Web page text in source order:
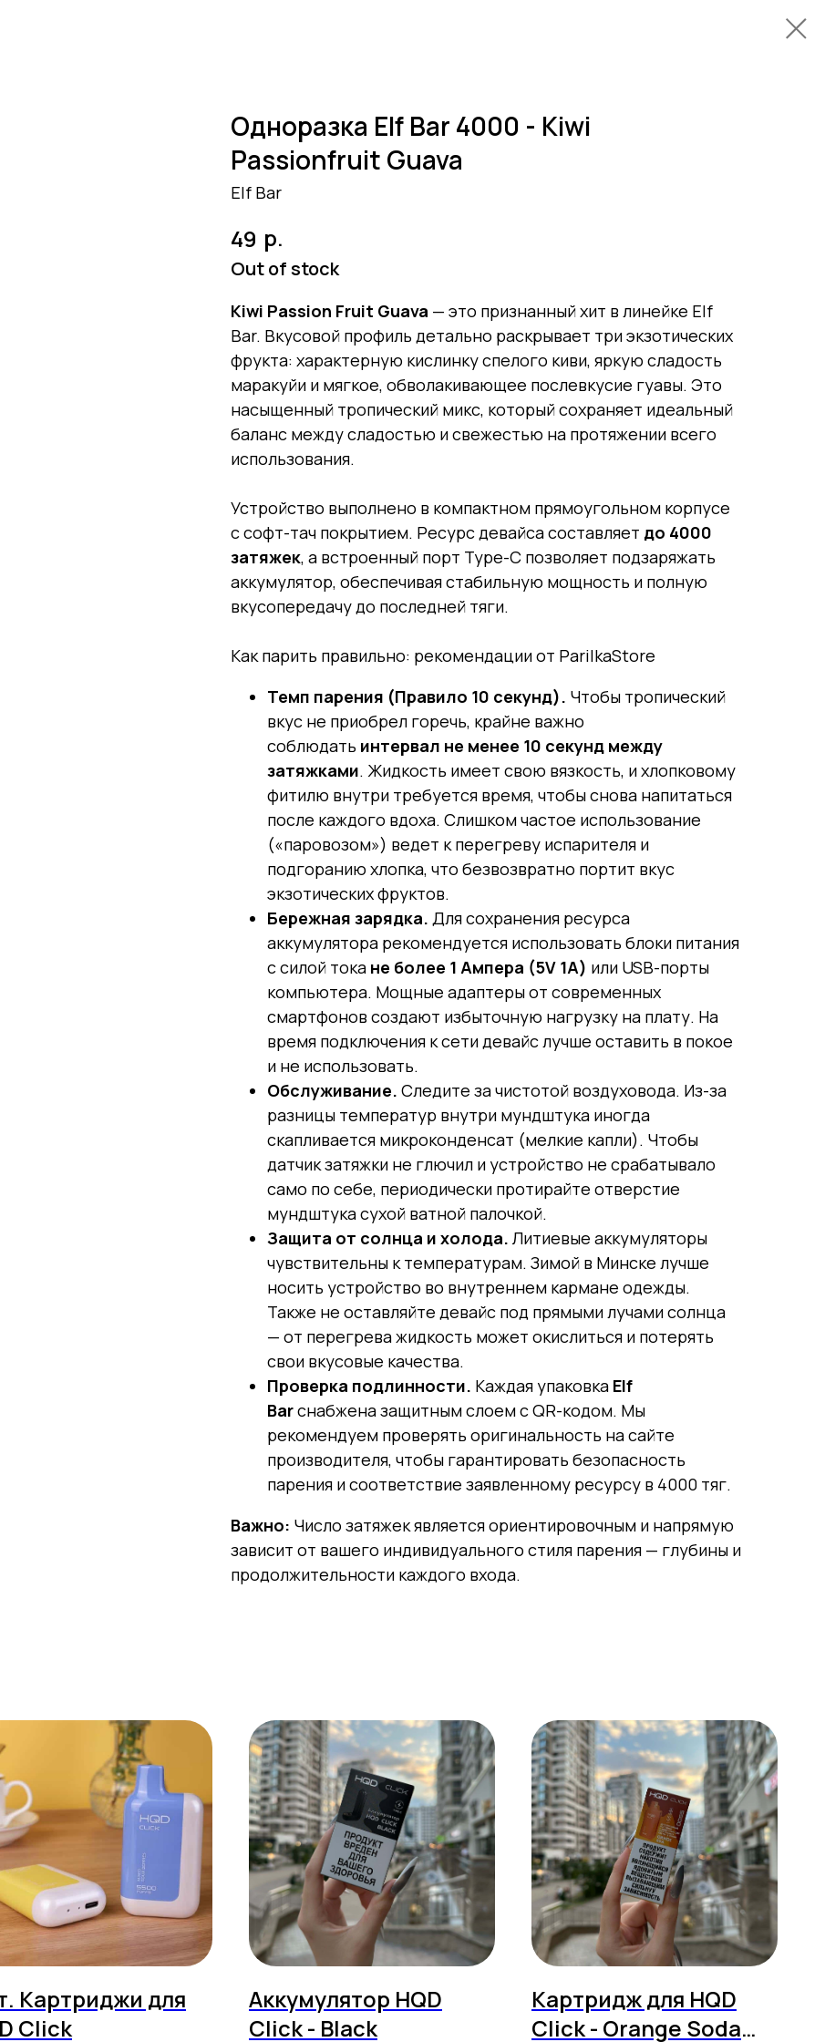
Одноразка Elf Bar 4000 - Kiwi
Passionfruit Guava
Elf Bar
49 р.
Out of stock
Kiwi Passion Fruit Guava — это признанный хит в линейке Elf
Bar. Вкусовой профиль детально раскрывает три экзотических
фрукта: характерную кислинку спелого киви, яркую сладость
маракуйи и мягкое, обволакивающее послевкусие гуавы. Это
насыщенный тропический микс, который сохраняет идеальный
баланс между сладостью и свежестью на протяжении всего
использования.
Устройство выполнено в компактном прямоугольном корпусе
с софт-тач покрытием. Ресурс девайса составляет до 4000
затяжек, а встроенный порт Type-C позволяет подзаряжать
аккумулятор, обеспечивая стабильную мощность и полную
вкусопередачу до последней тяги.
Как парить правильно: рекомендации от ParilkaStore
Темп парения (Правило 10 секунд). Чтобы тропический
вкус не приобрел горечь, крайне важно
соблюдать интервал не менее 10 секунд между
затяжками. Жидкость имеет свою вязкость, и хлопковому
фитилю внутри требуется время, чтобы снова напитаться
после каждого вдоха. Слишком частое использование
(«паровозом») ведет к перегреву испарителя и
подгоранию хлопка, что безвозвратно портит вкус
экзотических фруктов.
Бережная зарядка. Для сохранения ресурса
аккумулятора рекомендуется использовать блоки питания
с силой тока не более 1 Ампера (5V 1A) или USB-порты
компьютера. Мощные адаптеры от современных
смартфонов создают избыточную нагрузку на плату. На
время подключения к сети девайс лучше оставить в покое
и не использовать.
Обслуживание. Следите за чистотой воздуховода. Из-за
разницы температур внутри мундштука иногда
скапливается микроконденсат (мелкие капли). Чтобы
датчик затяжки не глючил и устройство не срабатывало
само по себе, периодически протирайте отверстие
мундштука сухой ватной палочкой.
Защита от солнца и холода. Литиевые аккумуляторы
чувствительны к температурам. Зимой в Минске лучше
носить устройство во внутреннем кармане одежды.
Также не оставляйте девайс под прямыми лучами солнца
— от перегрева жидкость может окислиться и потерять
свои вкусовые качества.
Проверка подлинности. Каждая упаковка Elf
Barснабжена защитным слоем с QR-кодом. Мы
рекомендуем проверять оригинальность на сайте
производителя, чтобы гарантировать безопасность
парения и соответствие заявленному ресурсу в 4000 тяг.
Важно: Число затяжек является ориентировочным и напрямую
зависит от вашего индивидуального стиля парения — глубины и
продолжительности каждого входа.
Картриджи для
Click
Аккумулятор HQD
Click - Black
Картридж для HQD
Click - Orange Soda